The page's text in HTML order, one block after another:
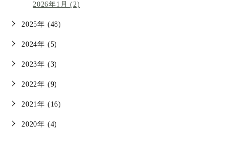
2026年1月 (2)
2025年 (48)
2024年 (5)
2023年 (3)
2022年 (9)
2021年 (16)
2020年 (4)